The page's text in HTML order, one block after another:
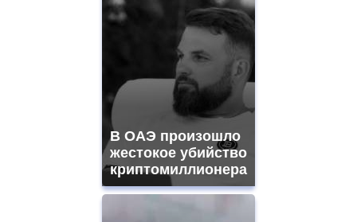
В ОАЭ произошло
жестокое убийство
криптомиллионера